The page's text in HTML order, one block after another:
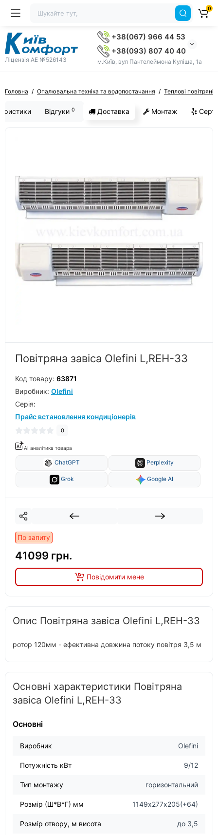
Ліцензія AE №526143
+38(067) 966 44 53
+38(093) 807 40 40
м.Київ, вул Пантелеймона Куліша, 1а
0
Головна Опалювальна техніка та водопостачання Теплові повітряні
Відгуки 0 Доставка Монтаж
Повітряна завіса Olefini L,REH-33
Код товару: 63871
Виробник: Olefini
Серiя:
Прайс встановлення кондиціонерів
0
AI аналітика товара
ChatGPT Perplexity
Grok Google AI
По запиту
41099 грн.
Повідомити мене
Опис Повітряна завіса Olefini L,REH-33
ротор 120мм - ефективна довжина потоку повітря 3,5 м
Основні характеристики Повітряна
завіса Olefini L,REH-33
Основні
Виробник Olefini
Потужність кВт 9/12
Тип монтажу горизонтальний
Розмір (Ш*В*Г) мм 1149х277х205(+64)
Розмір отвору, м висота до 3,5